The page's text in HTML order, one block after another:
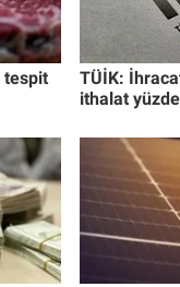
tespit
TÜİK:
ithalat